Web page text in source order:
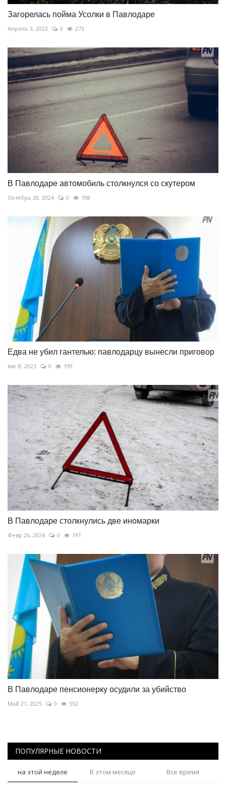
Загорелась пойма Усолки в Павлодаре
Апрель 3, 2023 0 273
В Павлодаре автомобиль столкнулся со скутером
Октябрь 28, 2024 0 198
Едва не убил гантелью: павлодарцу вынесли приговор
Авг 8, 2023 0 199
В Павлодаре столкнулись две иномарки
Февр 26, 2024 0 191
В Павлодаре пенсионерку осудили за убийство
Май 21, 2025 0 552
ПОПУЛЯРНЫЕ НОВОСТИ
на этой неделе В этом месяце Все время